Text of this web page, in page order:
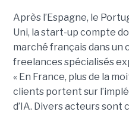
Après l’Espagne, le
Uni, la start-up compte
marché français dans un
freelances spécialisés
« En France, plus de la
clients portent sur
d’IA. Divers acteurs sont